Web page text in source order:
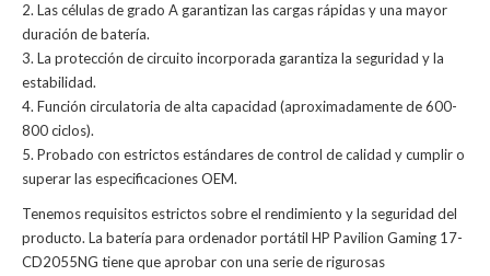
2. Las células de grado A garantizan las cargas rápidas y una mayor
duración de batería.
3. La protección de circuito incorporada garantiza la seguridad y la
estabilidad.
4. Función circulatoria de alta capacidad (aproximadamente de 600-
800 ciclos).
5. Probado con estrictos estándares de control de calidad y cumplir o
superar las especificaciones OEM.
Tenemos requisitos estrictos sobre el rendimiento y la seguridad del
producto. La batería para ordenador portátil HP Pavilion Gaming 17-
CD2055NG tiene que aprobar con una serie de rigurosas